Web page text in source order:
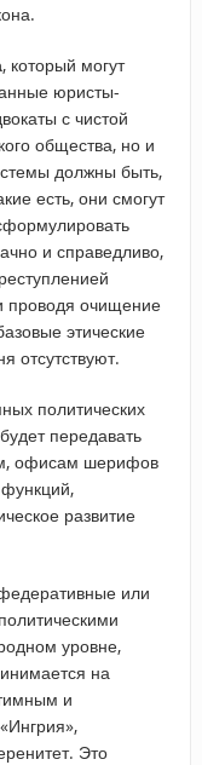
, который могут
юристы-
с чистой
общества, но и
должны быть,
есть, они смогут
и справедливо,
проводя очищение
этические
отсутствуют.
политических
передавать
офисам шерифов
функций,
развитие
или
уровне,
на
и
Это